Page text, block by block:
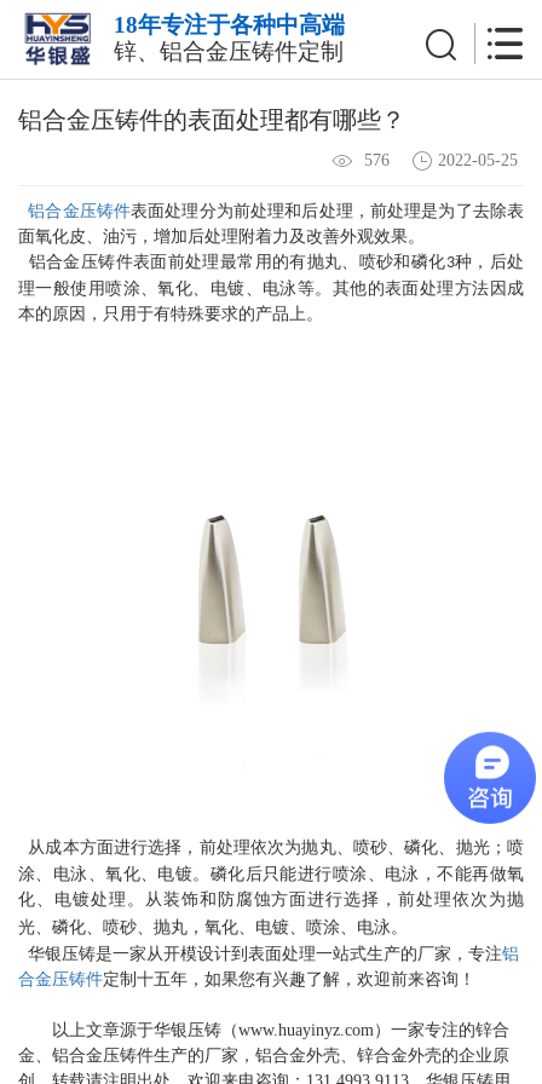
18年专注于各种中高端
锌、铝合金压铸件定制
铝合金压铸件的表面处理都有哪些？
576 2022-05-25
铝合金压铸件表面处理分为前处理和后处理，前处理是为了去除表
面氧化皮、油污，增加后处理附着力及改善外观效果。
铝合金压铸件表面前处理最常用的有抛丸、喷砂和磷化3种，后处
理一般使用喷涂、氧化、电镀、电泳等。其他的表面处理方法因成
本的原因，只用于有特殊要求的产品上。
从成本方面进行选择，前处理依次为抛丸、喷砂、磷化、抛光；喷
涂、电泳、氧化、电镀。磷化后只能进行喷涂、电泳，不能再做氧
化、电镀处理。从装饰和防腐蚀方面进行选择，前处理依次为抛
光、磷化、喷砂、抛丸，氧化、电镀、喷涂、电泳。
华银压铸是一家从开模设计到表面处理一站式生产的厂家，专注铝
合金压铸件定制十五年，如果您有兴趣了解，欢迎前来咨询！
以上文章源于华银压铸（www.huayinyz.com）一家专注的锌合
金、铝合金压铸件生产的厂家，铝合金外壳、锌合金外壳的企业原